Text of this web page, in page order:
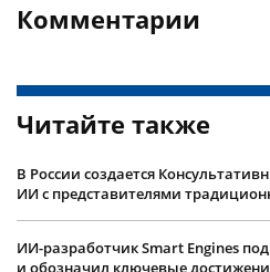
Комментарии
Читайте также
В России создается
ИИ с представителями
ИИ-разработчик Smart Engines
и обозначил ключевые